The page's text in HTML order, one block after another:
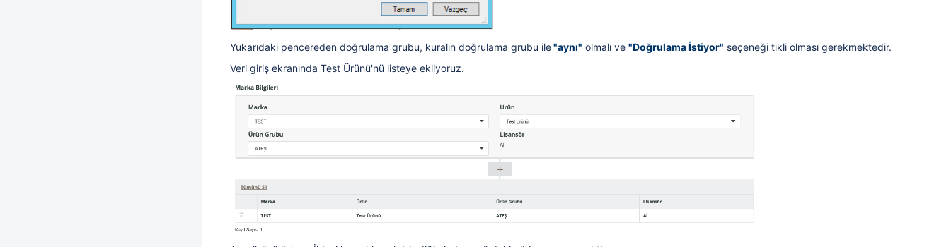
Yukarıdaki pencereden doğrulama grubu, kuralın doğrulama grubu ile"aynı" olmalı ve "Doğrulama İstiyor" seçeneği tikli olması gerekmektedir.
Veri giriş ekranında Test Ürünü'nü listeye ekliyoruz.